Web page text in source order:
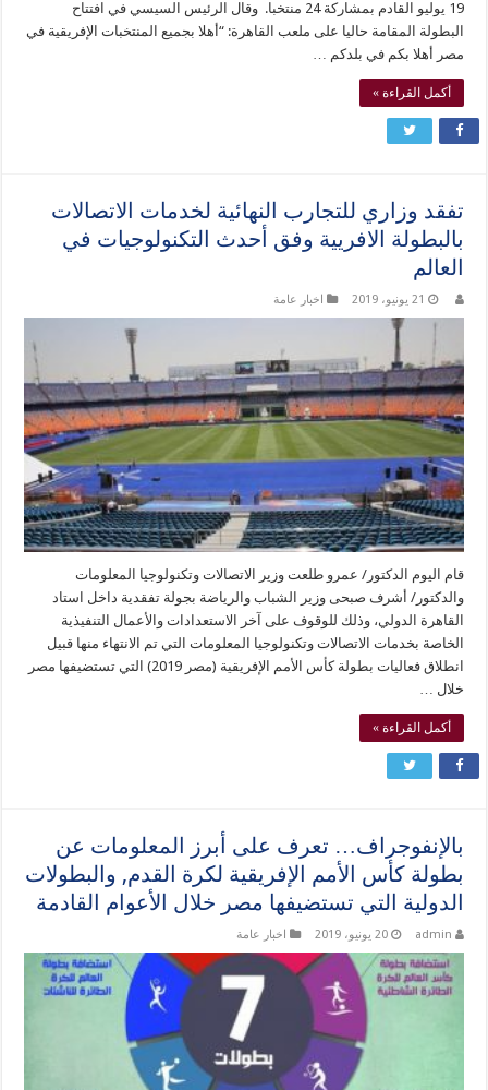
19 يوليو القادم بمشاركة 24 منتخبا. وقال الرئيس السيسي في افتتاح
البطولة المقامة حاليا على ملعب القاهرة: “أهلا بجميع المنتخبات الإفريقية في
مصر أهلا بكم في بلدكم …
أكمل القراءة »
تفقد وزاري للتجارب النهائية لخدمات الاتصالات
بالبطولة الافريية وفق أحدث التكنولوجيات في
العالم
21 يونيو، 2019 اخبار عامة
قام اليوم الدكتور/ عمرو طلعت وزير الاتصالات وتكنولوجيا المعلومات
والدكتور/ أشرف صبحى وزير الشباب والرياضة بجولة تفقدية داخل استاد
القاهرة الدولي، وذلك للوقوف على آخر الاستعدادات والأعمال التنفيذية
الخاصة بخدمات الاتصالات وتكنولوجيا المعلومات التي تم الانتهاء منها قبيل
انطلاق فعاليات بطولة كأس الأمم الإفريقية (مصر 2019) التي تستضيفها مصر
خلال …
أكمل القراءة »
بالإنفوجراف… تعرف على أبرز المعلومات عن
بطولة كأس الأمم الإفريقية لكرة القدم, والبطولات
الدولية التي تستضيفها مصر خلال الأعوام القادمة
admin 20 يونيو، 2019 اخبار عامة